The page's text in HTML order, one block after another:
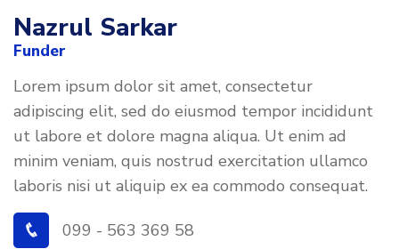
Nazrul Sarkar
Funder
Lorem ipsum dolor sit amet, consectetur
adipiscing elit, sed do eiusmod tempor incididunt
ut labore et dolore magna aliqua. Ut enim ad
minim veniam, quis nostrud exercitation ullamco
laboris nisi ut aliquip ex ea commodo consequat.
099 - 563 369 58